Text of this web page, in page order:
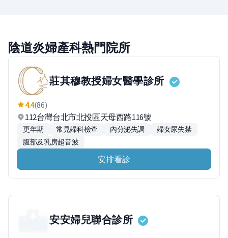
陰道炎婦產科熱門院所
莊其穆教授婦女醫學診所
4.4(86)
112台灣台北市北投區天母西路116號
更年期 常見婦科檢查 內分泌失調
婦女尿失禁
腹部及乳房超音波
安排看診
安安婦兒聯合診所